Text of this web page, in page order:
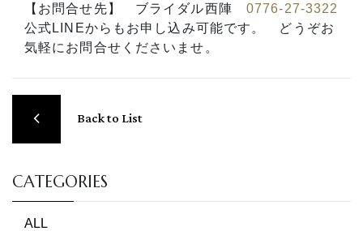
【お問合せ先】 ブライダル西陣 0776-27-3322
公式LINEからもお申し込み可能です。 どうぞお
気軽にお問合せくださいませ。
Back to List
CATEGORIES
ALL